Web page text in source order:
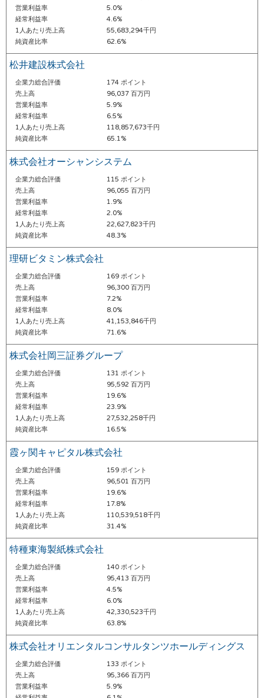
営業利益率
5.0%
経常利益率
4.6%
1人あたり売上高
55,683,294千円
純資産比率
62.6%
松井建設株式会社
企業力総合評価
174 ポイント
売上高
96,037 百万円
営業利益率
5.9%
経常利益率
6.5%
1人あたり売上高
118,857,673千円
純資産比率
65.1%
株式会社オーシャンシステム
企業力総合評価
115 ポイント
売上高
96,055 百万円
営業利益率
1.9%
経常利益率
2.0%
1人あたり売上高
22,627,823千円
純資産比率
48.3%
理研ビタミン株式会社
企業力総合評価
169 ポイント
売上高
96,300 百万円
営業利益率
7.2%
経常利益率
8.0%
1人あたり売上高
41,153,846千円
純資産比率
71.6%
株式会社岡三証券グループ
企業力総合評価
131 ポイント
売上高
95,592 百万円
営業利益率
19.6%
経常利益率
23.9%
1人あたり売上高
27,532,258千円
純資産比率
16.5%
霞ヶ関キャピタル株式会社
企業力総合評価
159 ポイント
売上高
96,501 百万円
営業利益率
19.6%
経常利益率
17.8%
1人あたり売上高
110,539,518千円
純資産比率
31.4%
特種東海製紙株式会社
企業力総合評価
140 ポイント
売上高
95,413 百万円
営業利益率
4.5%
経常利益率
6.0%
1人あたり売上高
42,330,523千円
純資産比率
63.8%
株式会社オリエンタルコンサルタンツホールディングス
企業力総合評価
133 ポイント
売上高
95,366 百万円
営業利益率
5.9%